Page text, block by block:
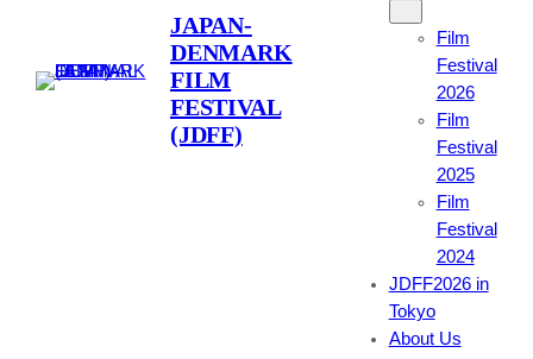
JAPAN-
DENMARK
FILM
FESTIVAL
(JDFF)
Film
Festival
2026
Film
Festival
2025
Film
Festival
2024
JDFF2026 in
Tokyo
About Us